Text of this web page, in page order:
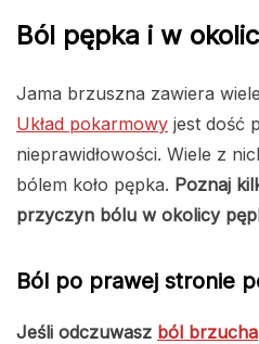
Ból pępka i w
Jama brzuszna zawiera
Układ pokarmowy jest dość
nieprawidłowości. Wiele z
bólem koło pępka. Poznaj
przyczyn bólu w okolicy
Ból po prawej stronie
Jeśli odczuwasz ból brzucha